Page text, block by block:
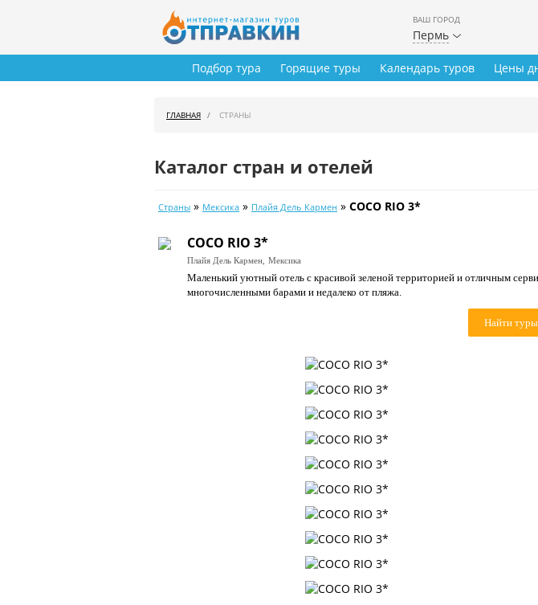
ВАШ ГОРОД
Пермь
Подбор тура Горящие туры Календарь туров Цены
ГЛАВНАЯ СТРАНЫ
Каталог стран и отелей
Страны » Мексика » Плайя Дель Кармен » COCO RIO 3*
COCO RIO 3*
Плайя Дель Кармен, Мексика
Маленький уютный отель с красивой зеленой территорией и отличным
многочисленными барами и недалеко от пляжа.
Найти туры